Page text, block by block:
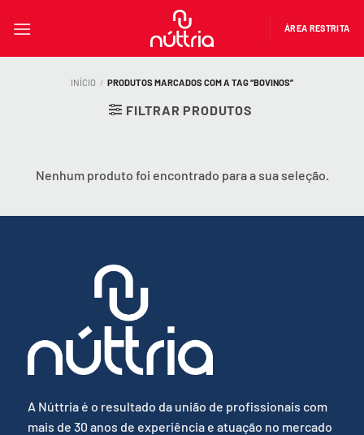
ÁREA RESTRITA
INÍCIO / PRODUTOS MARCADOS COM A TAG “BOVINOS”
FILTRAR PRODUTOS
Nenhum produto foi encontrado para a sua seleção.
A Núttria é o resultado da união de profissionais com
mais de 30 anos de experiência e atuação no mercado